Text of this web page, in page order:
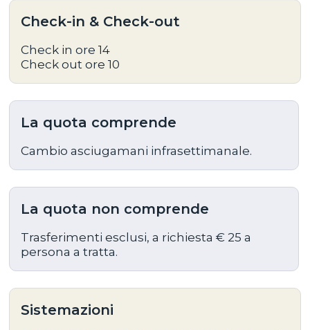
Check-in & Check-out
Check in ore 14
Check out ore 10
La quota comprende
Cambio asciugamani infrasettimanale.
La quota non comprende
Trasferimenti esclusi, a richiesta € 25 a
persona a tratta.
Sistemazioni